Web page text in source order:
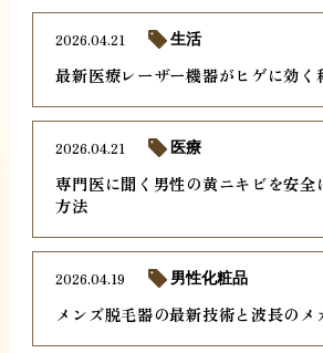
最新医療レーザー機器がヒゲに効く
2026.04.21 生活
専門医に聞く男性の黄ニキビを安全
方法
2026.04.21 医療
メンズ脱毛器の最新技術と波長のメ
2026.04.19 男性化粧品